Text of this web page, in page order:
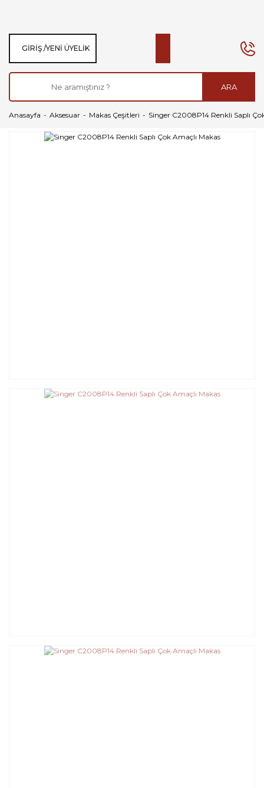
ARA
GIRIŞ /YENI ÜYELIK
Anasayfa Aksesuar Makas Çeşitleri Singer C2008P14 Renkli Saplı